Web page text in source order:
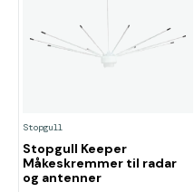
Stopgull
Stopgull Keeper
Måkeskremmer til radar
og antenner